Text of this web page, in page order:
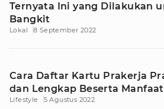
Ternyata Ini yang Dilakukan
Bangkit
Lokal 8 September 2022
Cara Daftar Kartu Prakerja
dan Lengkap Beserta
Lifestyle 5 Agustus 2022